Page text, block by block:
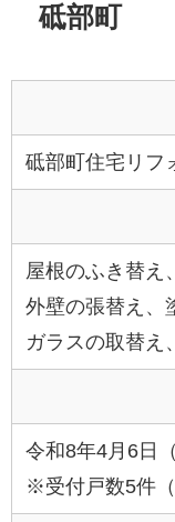
砥部町
砥部町住宅リフ
屋根のふき替え
外壁の張替え、
ガラスの取替え
令和8年4月6日
※受付戸数5件（